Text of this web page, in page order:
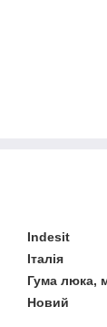
Indesit
Італія
Гума люка,
Новий